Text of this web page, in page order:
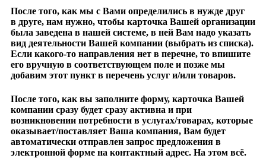
После того, как мы с Вами определились в нужде друг
в друге, нам нужно, чтобы карточка Вашей организации
была заведена в нашей системе, в ней Вам надо указать
вид деятельности Вашей компании (выбрать из списка).
Если какого-то направления нет в перечне, то впишите
его вручную в соответствующем поле и позже мы
добавим этот пункт в перечень услуг и/или товаров.
После того, как вы заполните форму, карточка Вашей
компании сразу будет сразу активна и при
возникновении потребности в услугах/товарах, которые
оказывает/поставляет Ваша компания, Вам будет
автоматически отправлен запрос предложения в
электронной форме на контактный адрес. На этом всё.